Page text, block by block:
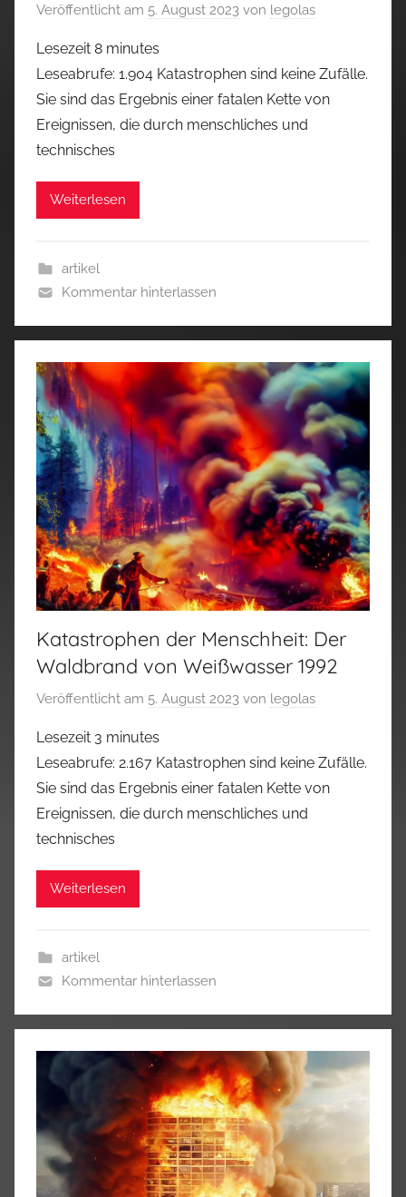
Veröffentlicht am 5. August 2023 von legolas
Lesezeit 8 minutes
Leseabrufe: 1.904 Katastrophen sind keine Zufälle.
Sie sind das Ergebnis einer fatalen Kette von
Ereignissen, die durch menschliches und
technisches
Weiterlesen
artikel
Kommentar hinterlassen
Katastrophen der Menschheit: Der
Waldbrand von Weißwasser 1992
Veröffentlicht am 5. August 2023 von legolas
Lesezeit 3 minutes
Leseabrufe: 2.167 Katastrophen sind keine Zufälle.
Sie sind das Ergebnis einer fatalen Kette von
Ereignissen, die durch menschliches und
technisches
Weiterlesen
artikel
Kommentar hinterlassen